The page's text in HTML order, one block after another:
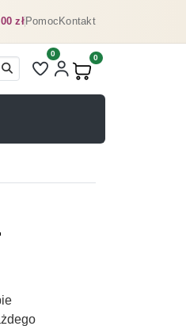
złPomocKontakt
Liczba pozycji na liście
0
Produkty w koszyku:
0